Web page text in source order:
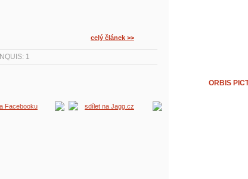
celý článek >>
1
Facebooku sdílet na Jagg.cz
ORBIS